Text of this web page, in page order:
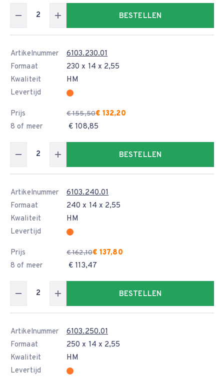
BESTELLEN
Artikelnummer
6103.230.01
Formaat
230 x 14 x 2,55
Kwaliteit
HM
Levertijd
Prijs € 155,50€ 132,20
8 of meer
€ 108,85
BESTELLEN
Artikelnummer
6103.240.01
Formaat
240 x 14 x 2,55
Kwaliteit
HM
Levertijd
Prijs € 162,10€ 137,80
8 of meer
€ 113,47
BESTELLEN
Artikelnummer
6103.250.01
Formaat
250 x 14 x 2,55
Kwaliteit
HM
Levertijd